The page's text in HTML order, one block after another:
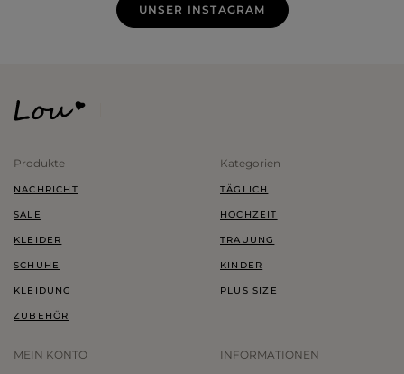
UNSER INSTAGRAM
Produkte
NACHRICHT
SALE
KLEIDER
SCHUHE
KLEIDUNG
ZUBEHÖR
Kategorien
TÄGLICH
HOCHZEIT
TRAUUNG
KINDER
PLUS SIZE
MEIN KONTO INFORMATIONEN